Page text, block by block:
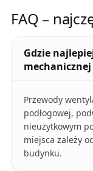
FAQ –
Gdzie
Przewody
podłogowej,
nieużytkowym
miejsca zależy
budynku.